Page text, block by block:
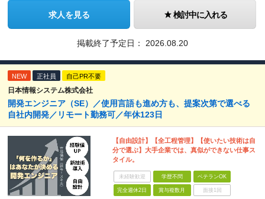
求人を見る 検討中に入れる
掲載終了予定日： 2026.08.20
NEW 正社員 自己PR不要
日本情報システム株式会社
開発エンジニア（SE）／使用言語も進め方も、提案次第で選べる
自社内開発／リモート勤務可／年休123日
【自由設計】【全工程管理】【使いたい技術は自
分で選ぶ】大手企業では、真似ができない仕事ス
タイル。
未経験歓迎 学歴不問 ベテランOK
完全週休2日 賞与複数月 面接1回